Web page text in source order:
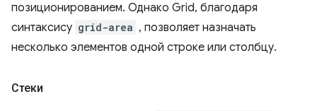
позиционированием. Однако Grid, благодаря
синтаксису grid-area , позволяет назначать
несколько элементов одной строке или столбцу.
Стеки